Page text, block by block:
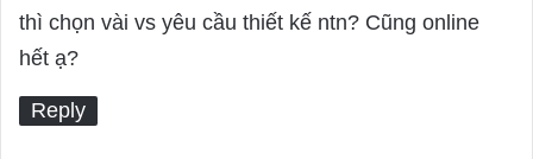
y
thì chọn vài vs yêu cầu thiết kế ntn? Cũng online
hết ạ?
Reply